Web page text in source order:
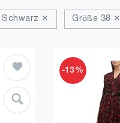
Schwarz ✕ Größe 38 ✕
-13%